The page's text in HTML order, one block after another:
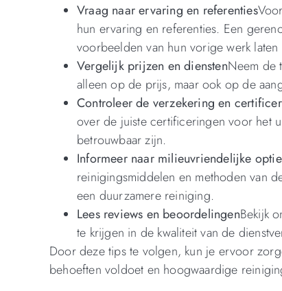
Vraag naar ervaring en referenties
hun ervaring en referenties. Een
voorbeelden van hun vorige werk laten
Vergelijk prijzen en dienstenNeem de
alleen op de prijs, maar ook op de
Controleer de verzekering en
over de juiste certificeringen voor het
betrouwbaar zijn.
Informeer naar milieuvriendelijke
reinigingsmiddelen en methoden van
een duurzamere reiniging.
Lees reviews en beoordelingenBekijk
te krijgen in de kwaliteit van de
Door deze tips te volgen, kun je ervoor
behoeften voldoet en hoogwaardige